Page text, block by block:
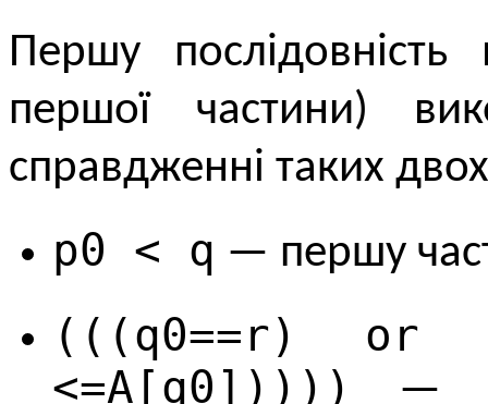
Першу
першої частини)
справдженні таких
p0 < q — першу
(((q0==r) or
<=A[q0]))))
—